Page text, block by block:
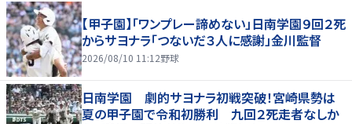
【甲子園】「ワンプレー諦めない」日南学園９回２死
からサヨナラ「つないだ３人に感謝」金川監督
2026/08/10 11:12野球
日南学園 劇的サヨナラ初戦突破！宮崎県勢は
夏の甲子園で令和初勝利 九回２死走者なしか